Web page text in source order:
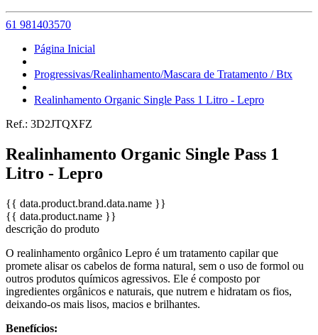
61 981403570
Página Inicial
Progressivas/Realinhamento/Mascara de Tratamento / Btx
Realinhamento Organic Single Pass 1 Litro - Lepro
Ref.: 3D2JTQXFZ
Realinhamento Organic Single Pass 1
Litro - Lepro
{{ data.product.brand.data.name }}
{{ data.product.name }}
descrição do produto
O realinhamento orgânico Lepro é um tratamento capilar que
promete alisar os cabelos de forma natural, sem o uso de formol ou
outros produtos químicos agressivos. Ele é composto por
ingredientes orgânicos e naturais, que nutrem e hidratam os fios,
deixando-os mais lisos, macios e brilhantes.
Benefícios: